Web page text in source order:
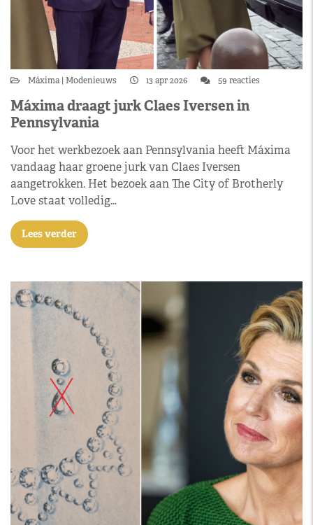
Máxima Modenieuws 13 apr 2026 59 reacties
Máxima draagt jurk Claes Iversen in
Pennsylvania
Voor het werkbezoek aan Pennsylvania heeft Máxima
vandaag haar groene jurk van Claes Iversen
aangetrokken. Het bezoek aan The City of Brotherly
Love staat volledig…
Lees verder